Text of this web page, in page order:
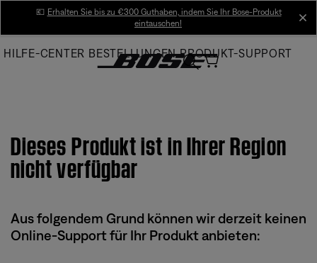
Main
💶 Erhalten Sie bis zu €300 Guthaben, indem Sie Ihr Bose-Produkt
eintauschen!
HILFE-CENTER BESTELLUNGEN PRODUKT-SUPPORT
Dieses Produkt ist in Ihrer Region
nicht verfügbar
Aus folgendem Grund können wir derzeit keinen
Online-Support für Ihr Produkt anbieten: